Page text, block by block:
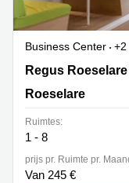
Business Center
+2
Regus Roeselare
0.1, Roeselare
Regus
Roeselare
Ruimtes:
1 - 8
prijs pr. Ruimte pr.
Van 245 €